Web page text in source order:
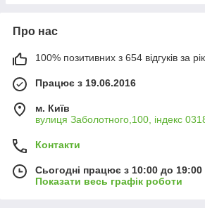
Про нас
100% позитивних з 654 відгуків за рік
Працює з 19.06.2016
м. Київ
вулиця Заболотного,100, індекс
Контакти
Сьогодні працює з 10:00 до 19:00
Показати весь графік роботи